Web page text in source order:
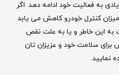
به فعالیت خود ادامه دهد. اگر
کنترل خودرو کاهش می یابد
به این خاطر و یا به علت نقص
سلامت خود و عزیزان تان
نمایید.